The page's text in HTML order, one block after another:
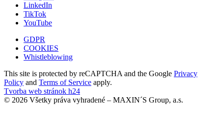
LinkedIn
TikTok
YouTube
GDPR
COOKIES
Whistleblowing
This site is protected by reCAPTCHA and the Google Privacy
Policy and Terms of Service apply.
Tvorba web stránok h24
© 2026 Všetky práva vyhradené – MAXIN´S Group, a.s.